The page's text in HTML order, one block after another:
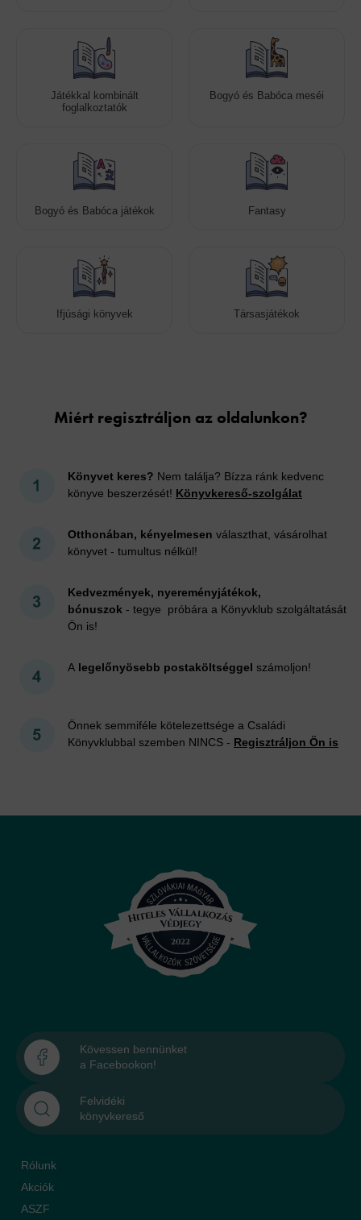
Játékkal kombinált
foglalkoztatók
Bogyó és Babóca meséi
Bogyó és Babóca játékok Fantasy
Ifjúsági könyvek Társasjátékok
Miért regisztráljon az oldalunkon?
Könyvet keres? Nem találja? Bízza ránk kedvenc
könyve beszerzését! Könyvkereső-szolgálat
Otthonában, kényelmesen választhat, vásárolhat
könyvet - tumultus nélkül!
Kedvezmények, nyereményjátékok,
bónuszok - tegye próbára a Könyvklub szolgáltatását
Ön is!
A legelőnyösebb postaköltséggel számoljon!
Önnek semmiféle kötelezettsége a Családi
Könyvklubbal szemben NINCS - Regisztráljon Ön is
Kövessen bennünket
a Facebookon!
Felvidéki
könyvkereső
Rólunk
Akciók
ASZF